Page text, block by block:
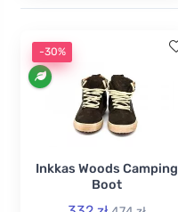
-30%
Inkkas Woods Camping
Boot